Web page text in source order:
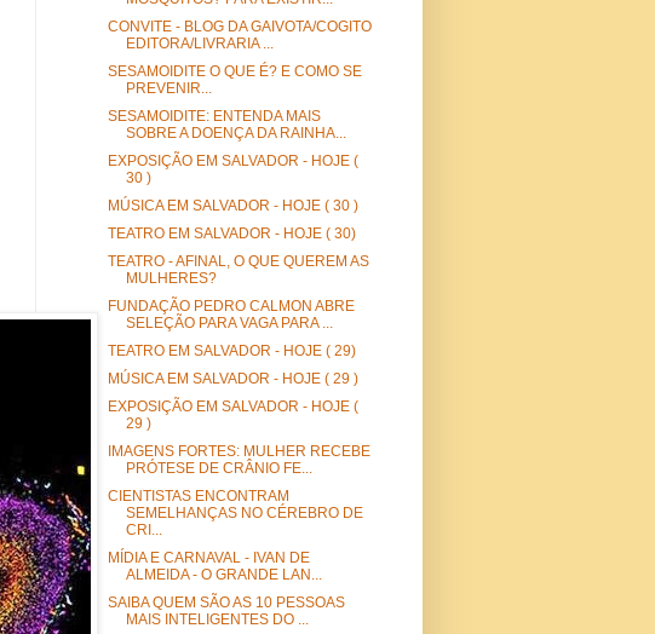
CONVITE - BLOG DA GAIVOTA/COGITO
EDITORA/LIVRARIA ...
SESAMOIDITE O QUE É? E COMO SE
PREVENIR...
SESAMOIDITE: ENTENDA MAIS
SOBRE A DOENÇA DA RAINHA...
EXPOSIÇÃO EM SALVADOR - HOJE (
30 )
MÚSICA EM SALVADOR - HOJE ( 30 )
TEATRO EM SALVADOR - HOJE ( 30)
TEATRO - AFINAL, O QUE QUEREM AS
MULHERES?
FUNDAÇÃO PEDRO CALMON ABRE
SELEÇÃO PARA VAGA PARA ...
TEATRO EM SALVADOR - HOJE ( 29)
MÚSICA EM SALVADOR - HOJE ( 29 )
EXPOSIÇÃO EM SALVADOR - HOJE (
29 )
IMAGENS FORTES: MULHER RECEBE
PRÓTESE DE CRÂNIO FE...
CIENTISTAS ENCONTRAM
SEMELHANÇAS NO CÉREBRO DE
CRI...
MÍDIA E CARNAVAL - IVAN DE
ALMEIDA - O GRANDE LAN...
SAIBA QUEM SÃO AS 10 PESSOAS
MAIS INTELIGENTES DO ...